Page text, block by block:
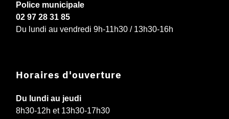
Police municipale
02 97 28 31 85
Du lundi au vendredi 9h-11h30 / 13h30-16h
Horaires d'ouverture
Du lundi au jeudi
8h30-12h et 13h30-17h30